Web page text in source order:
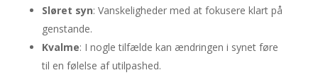
Sløret syn: Vanskeligheder med at fokusere klart på
genstande.
Kvalme: I nogle tilfælde kan ændringen i synet føre
til en følelse af utilpashed.